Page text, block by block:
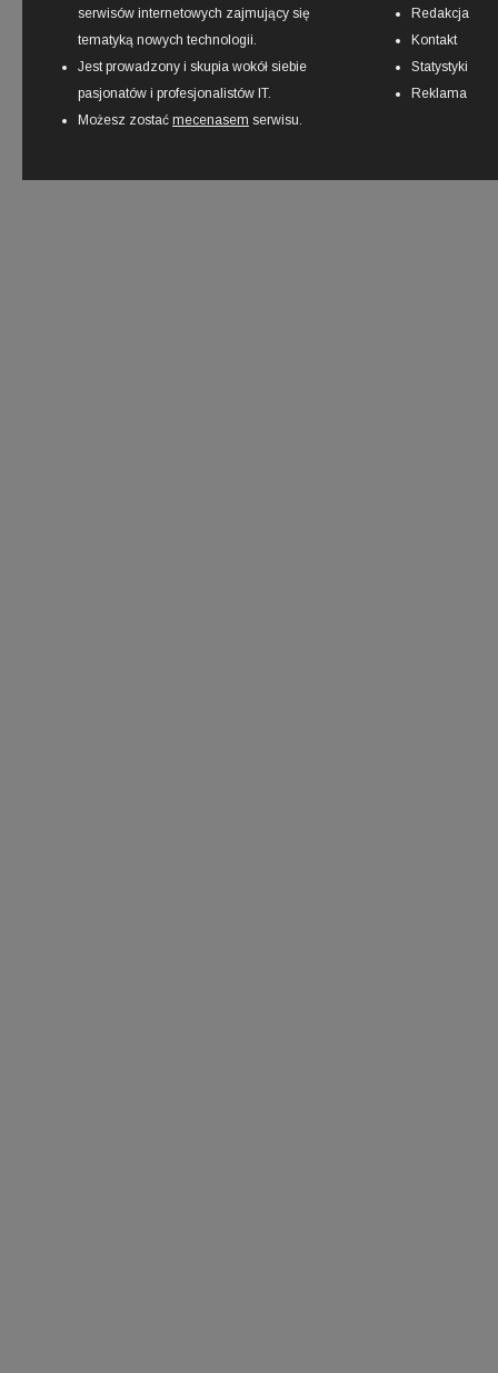
serwisów internetowych zajmujący się
tematyką nowych technologii.
Jest prowadzony i skupia wokół siebie
pasjonatów i profesjonalistów IT.
Możesz zostać mecenasem serwisu.
Redakcja
Kontakt
Statystyki
Reklama